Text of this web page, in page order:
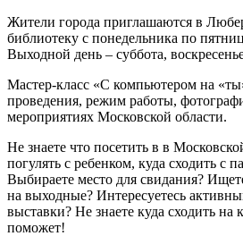
Жители города приглашаются в
библиотеку с понедельника по
Выходной день – суббота,
Мастер-класс «С компьютером на
проведения, режим работы,
мероприятиях Московской области.
Не знаете что посетить в в
погулять с ребенком, куда сходить с
Выбираете место для свидания?
на выходные? Интересуетесь
выставки? Не знаете куда сходить
поможет!